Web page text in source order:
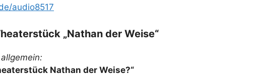
audio8517
„Nathan der Weise“
Nathan der Weise?“